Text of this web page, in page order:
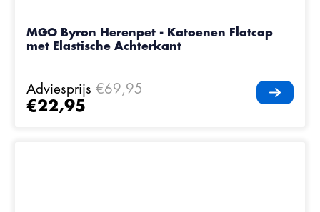
MGO Byron Herenpet - Katoenen Flatcap
met Elastische Achterkant
Adviesprijs €69,95
€22,95